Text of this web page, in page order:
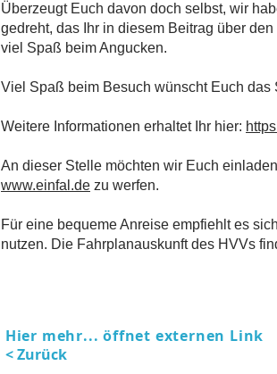
Überzeugt Euch davon doch selbst, wir
gedreht, das Ihr in diesem Beitrag über
viel Spaß beim Angucken.
Viel Spaß beim Besuch wünscht Euch das
Weitere Informationen erhaltet Ihr hier:
An dieser Stelle möchten wir Euch
www.einfal.de zu werfen.
Für eine bequeme Anreise empfiehlt es
nutzen. Die Fahrplanauskunft des HVVs
Hier mehr... öffnet externen Link
< Zurück